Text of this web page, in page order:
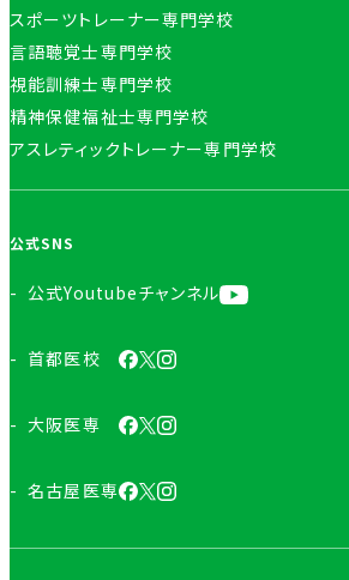
スポーツトレーナー専門学校
言語聴覚士専門学校
視能訓練士専門学校
精神保健福祉士専門学校
アスレティックトレーナー専門学校
公式SNS
公式Youtubeチャンネル
首都医校
大阪医専
名古屋医専